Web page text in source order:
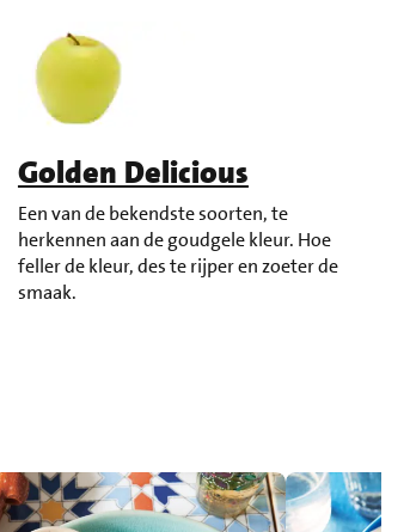
Golden Delicious
Een van de bekendste soorten, te
herkennen aan de goudgele kleur. Hoe
feller de kleur, des te rijper en zoeter de
smaak.